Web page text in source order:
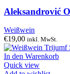
Aleksandrović
Weißwein
€19,00 inkl. MwSt.
In den Warenkorb
Quick view